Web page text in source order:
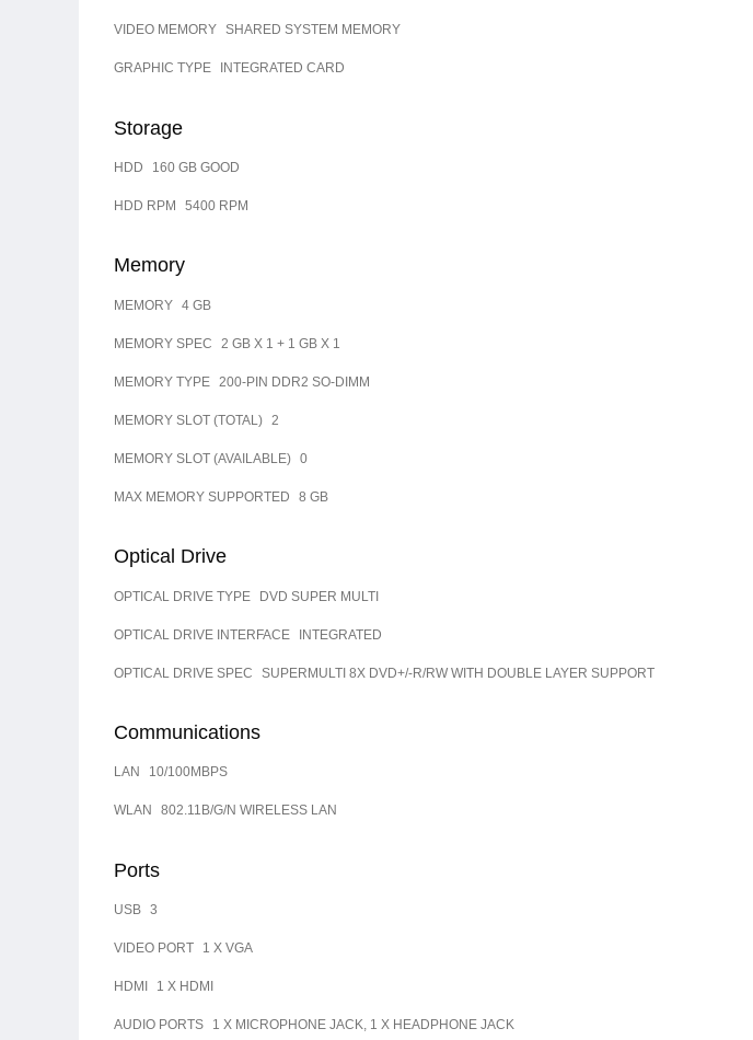
VIDEO MEMORY SHARED SYSTEM MEMORY
GRAPHIC TYPE INTEGRATED CARD
Storage
HDD 160 GB GOOD
HDD RPM 5400 RPM
Memory
MEMORY 4 GB
MEMORY SPEC 2 GB X 1 + 1 GB X 1
MEMORY TYPE 200-PIN DDR2 SO-DIMM
MEMORY SLOT (TOTAL) 2
MEMORY SLOT (AVAILABLE) 0
MAX MEMORY SUPPORTED 8 GB
Optical Drive
OPTICAL DRIVE TYPE DVD SUPER MULTI
OPTICAL DRIVE INTERFACE INTEGRATED
OPTICAL DRIVE SPEC SUPERMULTI 8X DVD+/-R/RW WITH DOUBLE LAYER SUPPORT
Communications
LAN 10/100MBPS
WLAN 802.11B/G/N WIRELESS LAN
Ports
USB 3
VIDEO PORT 1 X VGA
HDMI 1 X HDMI
AUDIO PORTS 1 X MICROPHONE JACK, 1 X HEADPHONE JACK